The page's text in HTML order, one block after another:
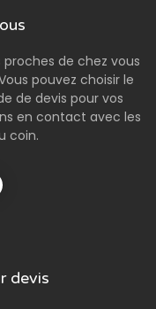
proches de chez vous
pouvez choisir le
de devis pour vos
en contact avec les
coin.
devis